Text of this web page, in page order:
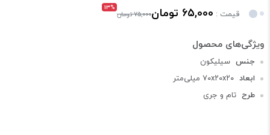
قیمت : 65,000 تومان 13%
75,000 تومان
جنس سیلیکون
ابعاد ۷۰x۲۰x۲۰ میلی‌متر
طرح تام و جری